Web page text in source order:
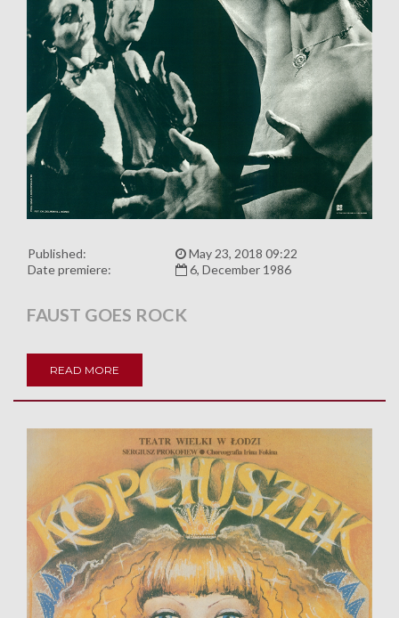
Published:
May 23, 2018 09:22
Date premiere:
6, December 1986
FAUST GOES ROCK
READ MORE